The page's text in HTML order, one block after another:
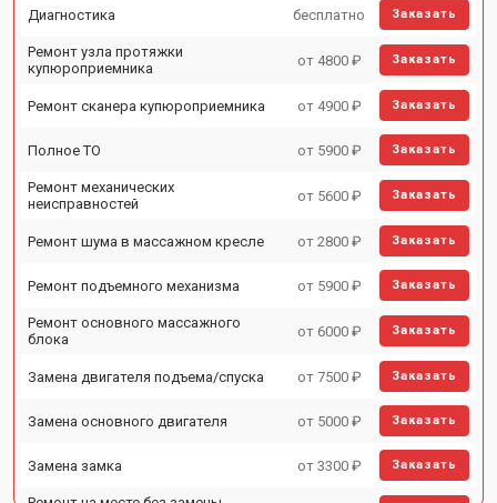
Диагностика бесплатно Заказать
Ремонт узла протяжки
купюроприемника
от 4800 ₽ Заказать
Ремонт сканера купюроприемника от 4900 ₽ Заказать
Полное ТО от 5900 ₽ Заказать
Ремонт механических
неисправностей
от 5600 ₽ Заказать
Ремонт шума в массажном кресле от 2800 ₽ Заказать
Ремонт подъемного механизма от 5900 ₽ Заказать
Ремонт основного массажного
блока
от 6000 ₽ Заказать
Замена двигателя подъема/спуска от 7500 ₽ Заказать
Замена основного двигателя от 5000 ₽ Заказать
Замена замка от 3300 ₽ Заказать